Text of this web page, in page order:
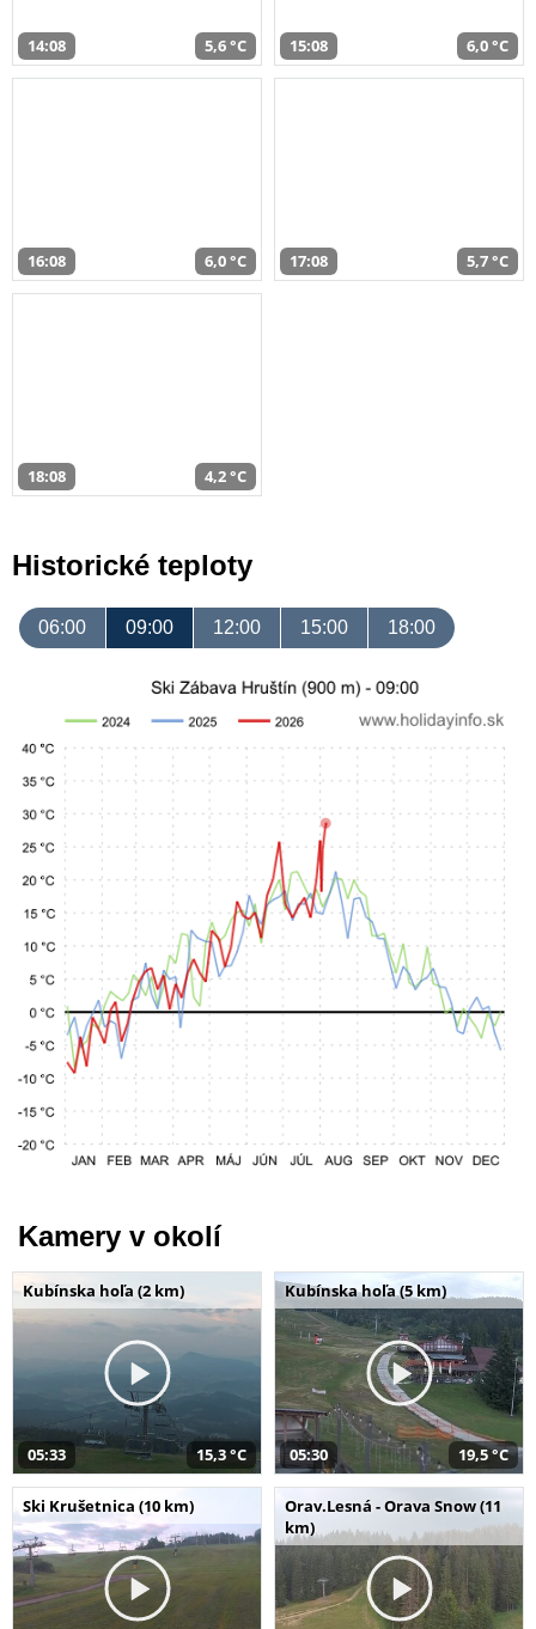
14:08 5,6 °C 15:08 6,0 °C
16:08 6,0 °C 17:08 5,7 °C
18:08 4,2 °C
Historické teploty
06:00 09:00 12:00 15:00 18:00
Kamery v okolí
Kubínska hoľa (2 km)
05:33 15,3 °C
Kubínska hoľa (5 km)
05:30 19,5 °C
Ski Krušetnica (10 km)
Orav.Lesná - Orava Snow (11
km)